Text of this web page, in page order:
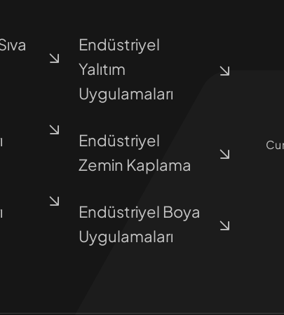
Endüstriyel
Yalıtım
Uygulamaları
Endüstriyel
Zemin Kaplama
Endüstriyel Boya
Uygulamaları